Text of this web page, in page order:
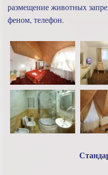
размещение животных
феном, телефон.